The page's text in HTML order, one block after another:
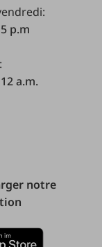
p.m
a.m.
notre